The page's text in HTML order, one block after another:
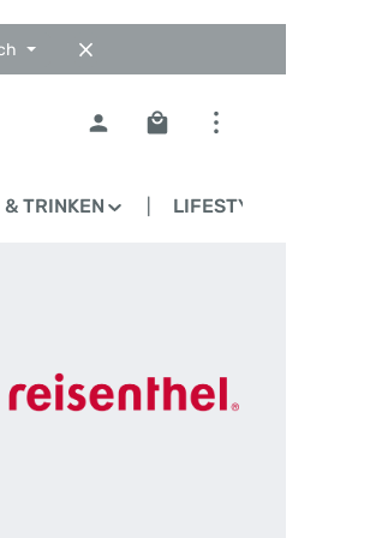
Warenkorb enthält 0
& TRINKEN LIFESTYLE